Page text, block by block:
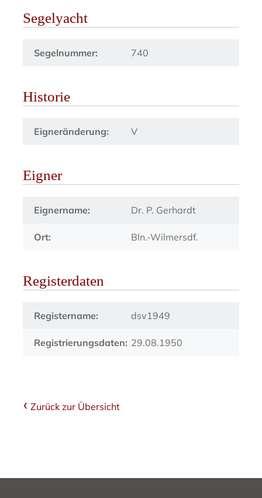
Segelyacht
Segelnummer: 740
Historie
Eigneränderung: V
Eigner
Eignername: Dr. P. Gerhardt
Ort: Bln.-Wilmersdf.
Registerdaten
Registername: dsv1949
Registrierungsdaten: 29.08.1950
Zurück zur Übersicht